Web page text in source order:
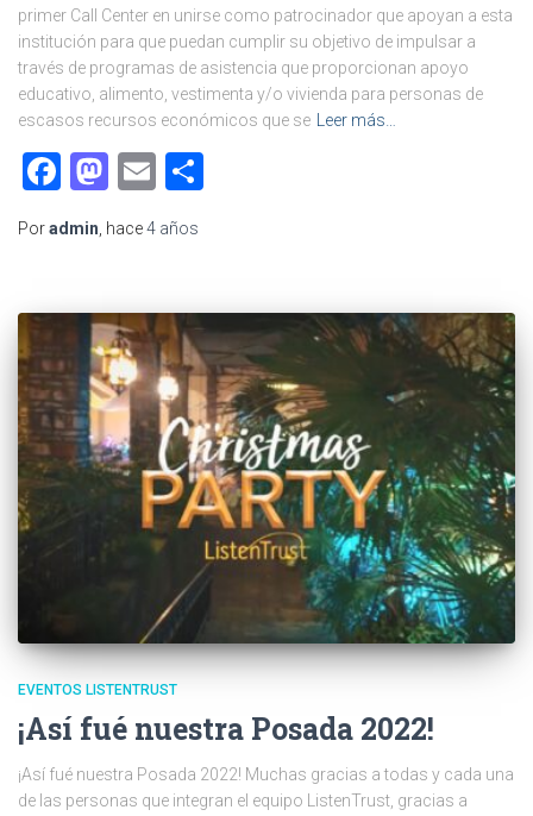
primer Call Center en unirse como patrocinador que apoyan a esta
institución para que puedan cumplir su objetivo de impulsar a
través de programas de asistencia que proporcionan apoyo
educativo, alimento, vestimenta y/o vivienda para personas de
escasos recursos económicos que se
Leer más…
Facebook
Mastodon
Email
Poradmin , hace4 años
EVENTOS LISTENTRUST
¡Así fué nuestra Posada 2022!
¡Así fué nuestra Posada 2022! Muchas gracias a todas y cada una
de las personas que integran el equipo ListenTrust, gracias a